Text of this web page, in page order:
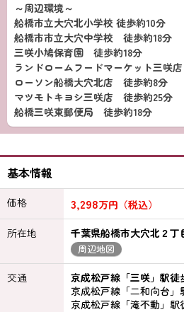
～周辺環境～
船橋市立大穴北小学校 徒歩約10分
船橋市市立大穴中学校 徒歩約18分
三咲小鳩保育園 徒歩約18分
ランドロームフードマーケット三咲
ローソン船橋大穴北店 徒歩約8分
マツモトキヨシ三咲店 徒歩約25分
船橋三咲東郵便局 徒歩約18分
基本情報
価格 3,298万円（税込）
所在地
千葉県船橋市大穴北２丁
周辺地図
交通
京成松戸線「三咲」駅徒
京成松戸線「二和向台」
京成松戸線「滝不動」駅